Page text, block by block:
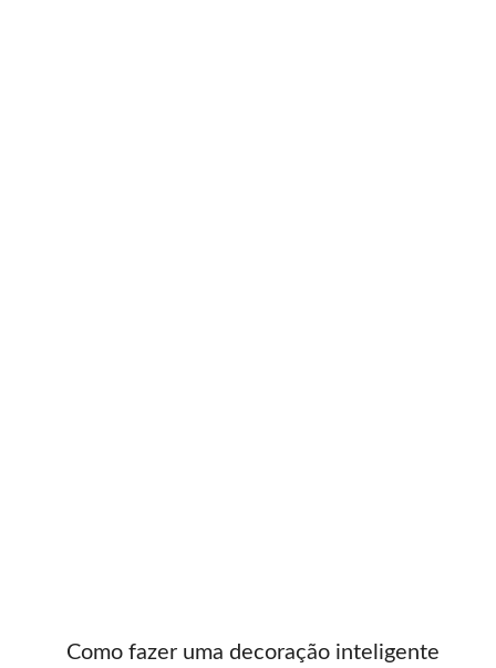
Como fazer uma decoração inteligente